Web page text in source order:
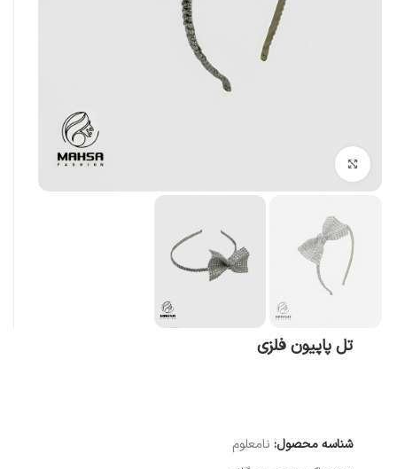
تل پاپیون فلزی
شناسه محصول: نامعلوم